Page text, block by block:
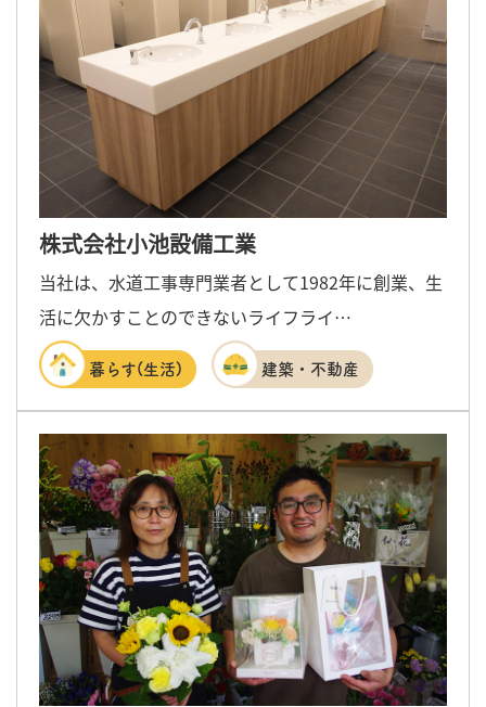
株式会社小池設備工業
当社は、水道工事専門業者として1982年に創業、生
活に欠かすことのできないライフライ…
暮らす(生活) 建築・不動産